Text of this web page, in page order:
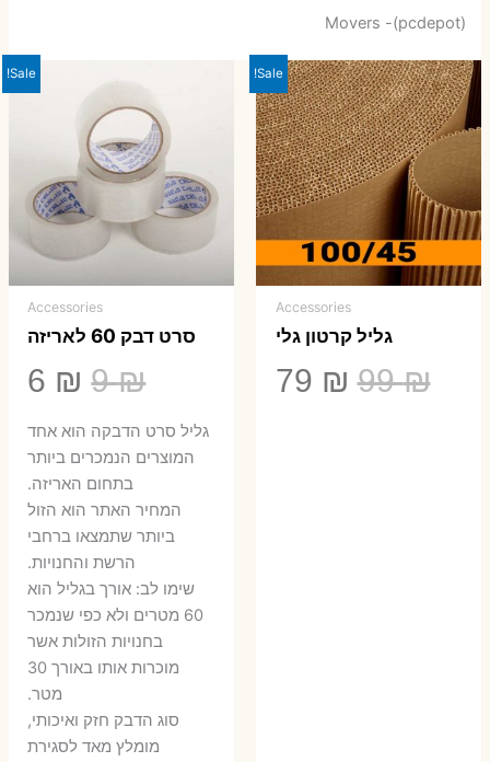
Movers -(pcdepot)
Sale!
Accessories
גליל קרטון גלי
99₪
המחיר
79 ₪
הנוכחי
Sale!
Accessories
סרט דבק 60 לאריזה
9₪
היה:
9 ₪.
6 ₪
6 ₪.
גליל סרט הדבקה הוא אחד
המוצרים הנמכרים ביותר
בתחום האריזה.
המחיר האתר הוא הזול
ביותר שתמצאו ברחבי
הרשת והחנויות.
שימו לב: אורך בגליל הוא
60 מטרים ולא כפי שנמכר
בחנויות הזולות אשר
מוכרות אותו באורך 30
מטר.
סוג הדבק חזק ואיכותי,
מומלץ מאד לסגירת